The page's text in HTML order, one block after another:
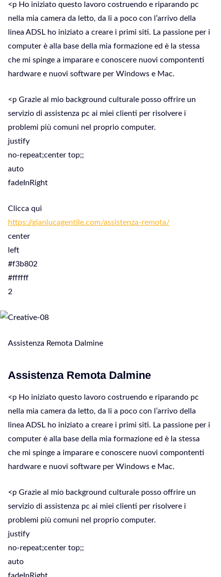
<p Ho iniziato questo lavoro costruendo e riparando pc
nella mia camera da letto, da li a poco con l’arrivo della
linea ADSL ho iniziato a creare i primi siti. La passione per i
computer è alla base della mia formazione ed è la stessa
che mi spinge a imparare e conoscere nuovi compontenti
hardware e nuovi software per Windows e Mac.
<p Grazie al mio background culturale posso offrire un
servizio di assistenza pc ai miei clienti per risolvere i
problemi più comuni nel proprio computer.
justify
no-repeat;center top;;
auto
fadeInRight
Clicca qui
https://gianlucagentile.com/assistenza-remota/
center
left
#f3b802
#ffffff
2
Assistenza Remota Dalmine
Assistenza Remota Dalmine
<p Ho iniziato questo lavoro costruendo e riparando pc
nella mia camera da letto, da li a poco con l’arrivo della
linea ADSL ho iniziato a creare i primi siti. La passione per i
computer è alla base della mia formazione ed è la stessa
che mi spinge a imparare e conoscere nuovi compontenti
hardware e nuovi software per Windows e Mac.
<p Grazie al mio background culturale posso offrire un
servizio di assistenza pc ai miei clienti per risolvere i
problemi più comuni nel proprio computer.
justify
no-repeat;center top;;
auto